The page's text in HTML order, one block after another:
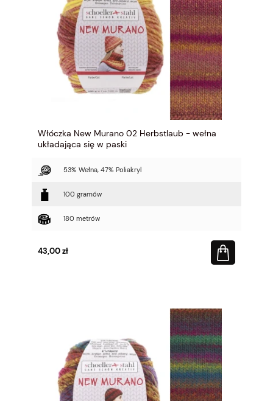
Włóczka New Murano 02 Herbstlaub - wełna
układająca się w paski
53% Wełna, 47% Poliakryl
100 gramów
180 metrów
43,00 zł